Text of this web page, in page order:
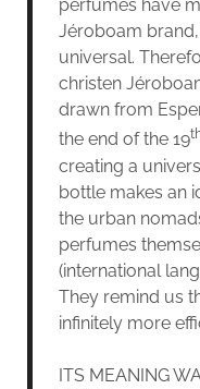
perfumes have
Jéroboam
universal.
christen
drawn from
the end of the 19
creating a
bottle makes an
the urban
perfumes
(international
They remind us
infinitely more
ITS MEANING